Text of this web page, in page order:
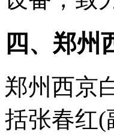
四、郑州
郑州西京
括张春红(